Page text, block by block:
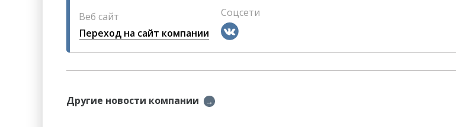
Веб сайт
Переход на сайт компании
Соцсети
Другие новости компании →